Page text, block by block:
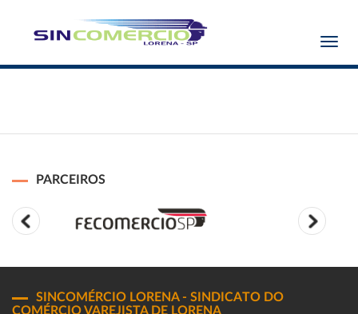
PARCEIROS
SINCOMÉRCIO LORENA - SINDICATO DO
COMÉRCIO VAREJISTA DE LORENA